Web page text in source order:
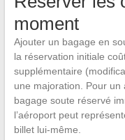
moment
Ajouter un bagage en
la réservation initiale
supplémentaire
une majoration. Pour
bagage soute réservé
l’aéroport peut
billet lui-même.